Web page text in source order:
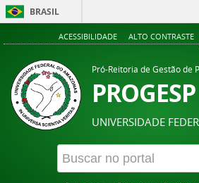
BRASIL
ACESSIBILIDADE ALTO CONTRASTE
Pró-Reitoria de Gestão de
PROGESP
UNIVERSIDADE